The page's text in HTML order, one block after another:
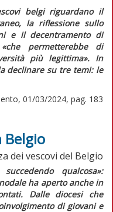
belgi riguardano il
la riflessione sullo
e il decentramento di
«che permetterebbe di
più legittima».In
declinare su tre temi: le
01/03/2024, pag. 183
Belgio
dei vescovi del Belgio
qualcosa»:
ha aperto anche in
Dalle diocesi che
di giovani e